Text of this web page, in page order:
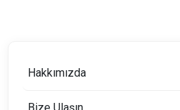
Hakkımızda